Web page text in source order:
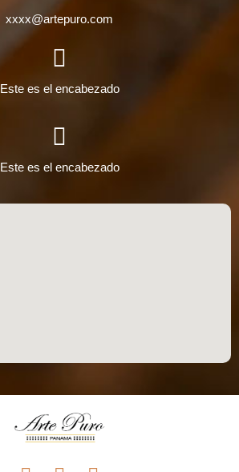
xxxx@artepuro.com
Este es el encabezado
Este es el encabezado